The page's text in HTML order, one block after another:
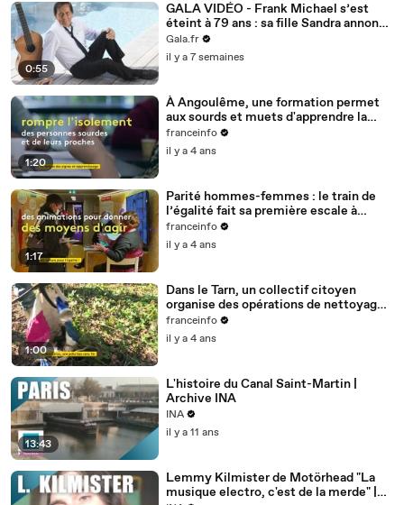
0:55
GALA VIDÉO - Frank Michael s’est
éteint à 79 ans : sa fille Sandra annonce
la déchirante nouvelle
Gala.fr
il y a 7 semaines
1:20
À Angoulême, une formation permet
aux sourds et muets d'apprendre la
langue des signes
franceinfo
il y a 4 ans
1:17
Parité hommes-femmes : le train de
l’égalité fait sa première escale à
Nantes
franceinfo
il y a 4 ans
1:00
Dans le Tarn, un collectif citoyen
organise des opérations de nettoyage
de la rivière Cérou
franceinfo
il y a 4 ans
13:43
L'histoire du Canal Saint-Martin |
Archive INA
INA
il y a 11 ans
Lemmy Kilmister de Motörhead "La
musique electro, c'est de la merde" |